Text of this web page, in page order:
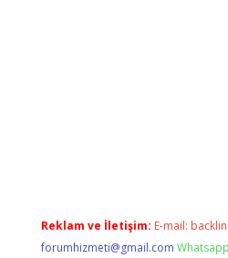
Reklam ve İletişim: E-mail:
forumhizmeti@gmail.com